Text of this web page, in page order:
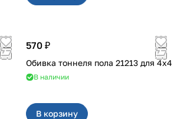
570 ₽
Обивка тоннеля пола 21213 для 4x4
В наличии
В корзину